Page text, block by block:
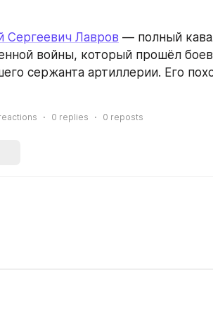
Сергеевич Лавров — полный
войны, который прошёл
сержанта артиллерии. Его
0 replies 0 reposts